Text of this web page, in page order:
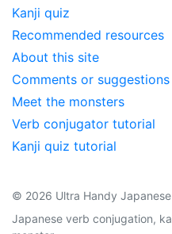
Kanji quiz
Recommended resources
About this site
Comments or suggestions
Meet the monsters
Verb conjugator tutorial
Kanji quiz tutorial
© 2026 Ultra Handy
Japanese verb conjugation,